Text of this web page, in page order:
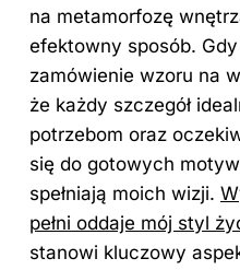
na metamorfozę
efektowny sposób.
zamówienie wzoru na
że każdy szczegół
potrzebom oraz
się do gotowych
spełniają moich wizji.
pełni oddaje mój styl
stanowi kluczowy